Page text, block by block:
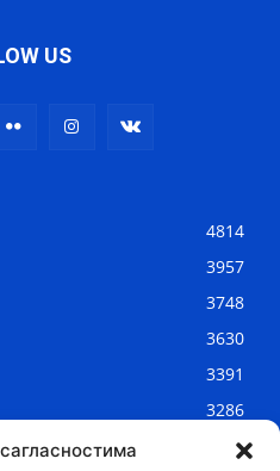
US
4814
3957
3748
3630
3391
3286
2908